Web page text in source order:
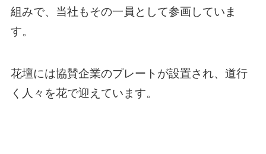
組みで、当社もその一員として参画していま
す。
花壇には協賛企業のプレートが設置され、道行
く人々を花で迎えています。